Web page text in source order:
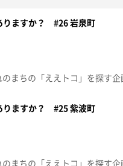
りますか？ #26 岩泉町
りますか？ #25 紫波町